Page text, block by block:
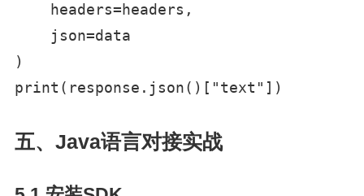
    headers=headers,
    json=data
)
print(response.json()["text"])
五、Java语言对接实战